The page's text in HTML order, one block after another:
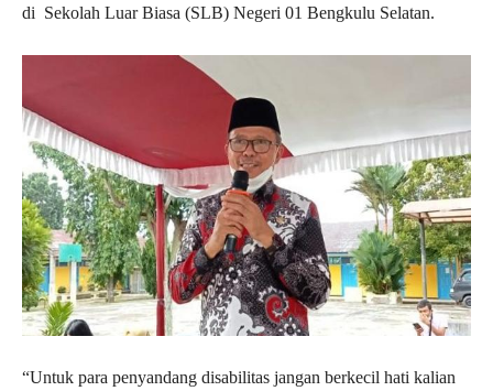
di Sekolah Luar Biasa (SLB) Negeri 01 Bengkulu Selatan.
“Untuk para penyandang disabilitas jangan berkecil hati kalian